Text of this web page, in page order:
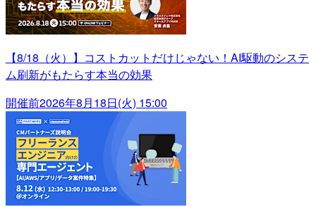
【8/18（火）】コストカットだけじゃない！AI駆動のシステ
ム刷新がもたらす本当の効果
開催前2026年8月18日(火) 15:00